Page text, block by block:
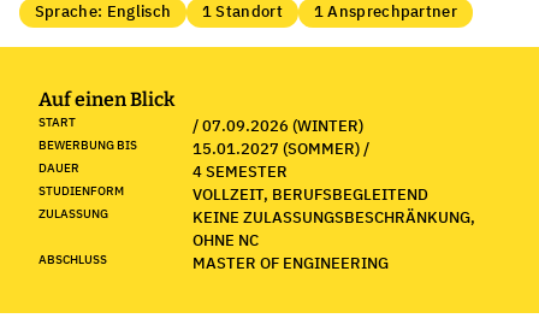
Sprache: Englisch 1 Standort 1 Ansprechpartner
Auf einen Blick
START / 07.09.2026 (WINTER)
BEWERBUNG BIS 15.01.2027 (SOMMER) /
DAUER 4 SEMESTER
STUDIENFORM VOLLZEIT, BERUFSBEGLEITEND
ZULASSUNG
KEINE ZULASSUNGSBESCHRÄNKUNG,
OHNE NC
ABSCHLUSS MASTER OF ENGINEERING